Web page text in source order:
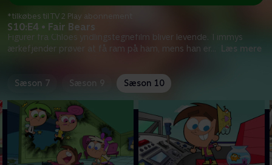
S10:E4 • Fair Bears
Figurer fra Chloes yndlingstegnefilm bliver levende. Timmys
ærkefjender prøver at få ram på ham, mens han er
Læs mere
*tilkøbes til TV 2 Play abonnement
Sæson 7 Sæson 9 Sæson 10